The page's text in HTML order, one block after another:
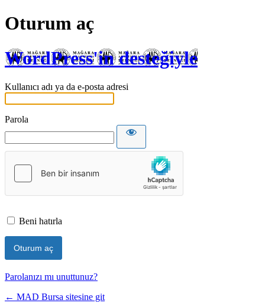
Oturum aç
WordPress'in desteğiyle
Kullanıcı adı ya da e-posta adresi
Parola
Beni hatırla
Parolanızı mı unuttunuz?
← MAD Bursa sitesine git